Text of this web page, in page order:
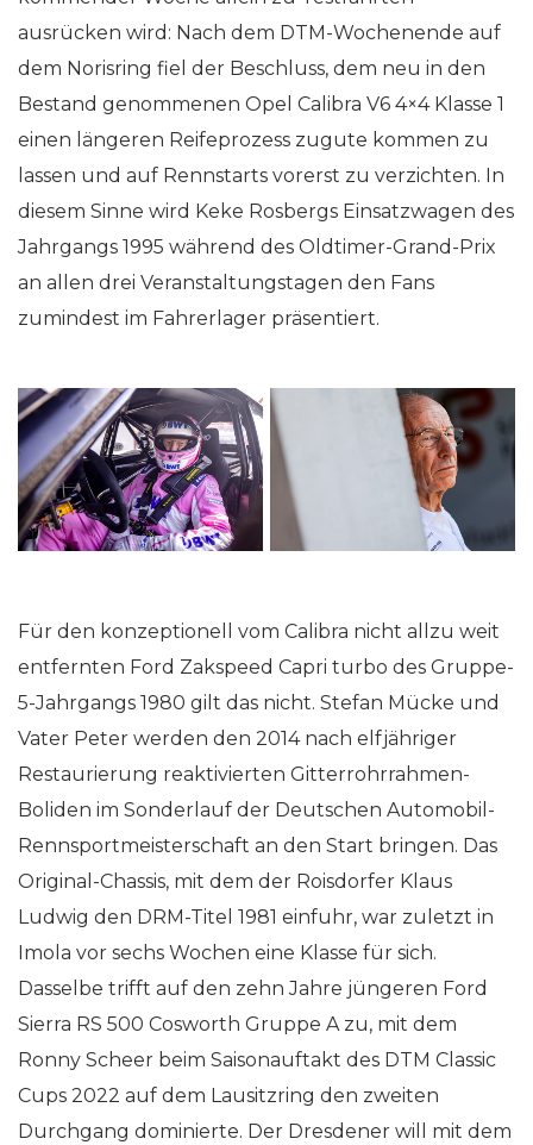
ausrücken wird: Nach dem DTM-Wochenende auf
dem Norisring fiel der Beschluss, dem neu in den
Bestand genommenen Opel Calibra V6 4×4 Klasse 1
einen längeren Reifeprozess zugute kommen zu
lassen und auf Rennstarts vorerst zu verzichten. In
diesem Sinne wird Keke Rosbergs Einsatzwagen des
Jahrgangs 1995 während des Oldtimer-Grand-Prix
an allen drei Veranstaltungstagen den Fans
zumindest im Fahrerlager präsentiert.
Für den konzeptionell vom Calibra nicht allzu weit
entfernten Ford Zakspeed Capri turbo des Gruppe-
5-Jahrgangs 1980 gilt das nicht. Stefan Mücke und
Vater Peter werden den 2014 nach elfjähriger
Restaurierung reaktivierten Gitterrohrrahmen-
Boliden im Sonderlauf der Deutschen Automobil-
Rennsportmeisterschaft an den Start bringen. Das
Original-Chassis, mit dem der Roisdorfer Klaus
Ludwig den DRM-Titel 1981 einfuhr, war zuletzt in
Imola vor sechs Wochen eine Klasse für sich.
Dasselbe trifft auf den zehn Jahre jüngeren Ford
Sierra RS 500 Cosworth Gruppe A zu, mit dem
Ronny Scheer beim Saisonauftakt des DTM Classic
Cups 2022 auf dem Lausitzring den zweiten
Durchgang dominierte. Der Dresdener will mit dem